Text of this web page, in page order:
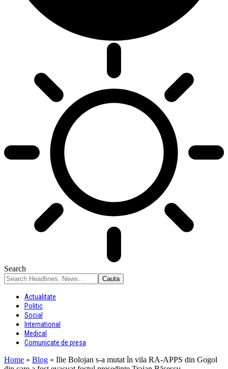
Search
Actualitate
Politic
Social
International
Medical
Comunicate de presa
Home » Blog » Ilie Bolojan s-a mutat în vila RA-APPS din Gogol